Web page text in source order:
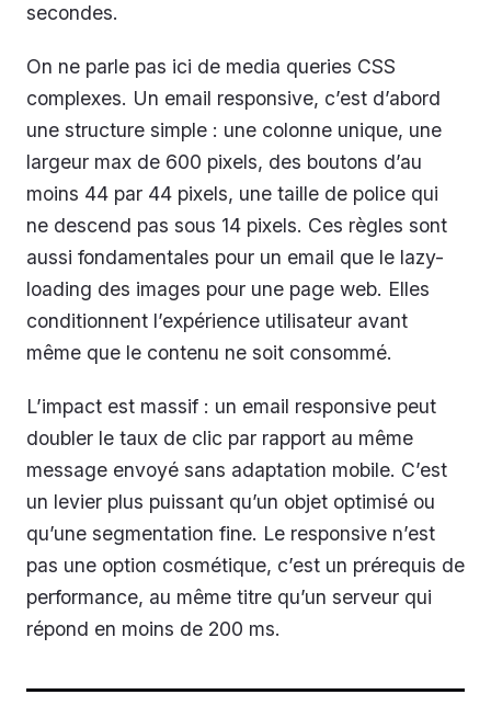
secondes.
On ne parle pas ici de media queries CSS
complexes. Un email responsive, c’est d’abord
une structure simple : une colonne unique, une
largeur max de 600 pixels, des boutons d’au
moins 44 par 44 pixels, une taille de police qui
ne descend pas sous 14 pixels. Ces règles sont
aussi fondamentales pour un email que le lazy-
loading des images pour une page web. Elles
conditionnent l’expérience utilisateur avant
même que le contenu ne soit consommé.
L’impact est massif : un email responsive peut
doubler le taux de clic par rapport au même
message envoyé sans adaptation mobile. C’est
un levier plus puissant qu’un objet optimisé ou
qu’une segmentation fine. Le responsive n’est
pas une option cosmétique, c’est un prérequis de
performance, au même titre qu’un serveur qui
répond en moins de 200 ms.